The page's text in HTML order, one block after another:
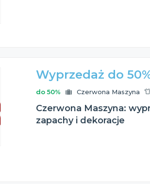
Wyprzedaż do
do 50% Czerwona Maszyna
Czerwona Maszyna:
zapachy i dekoracje